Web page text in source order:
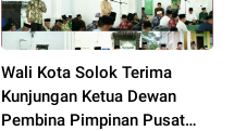
Wali Kota Solok Terima
Kunjungan Ketua Dewan
Pembina Pimpinan Pusat